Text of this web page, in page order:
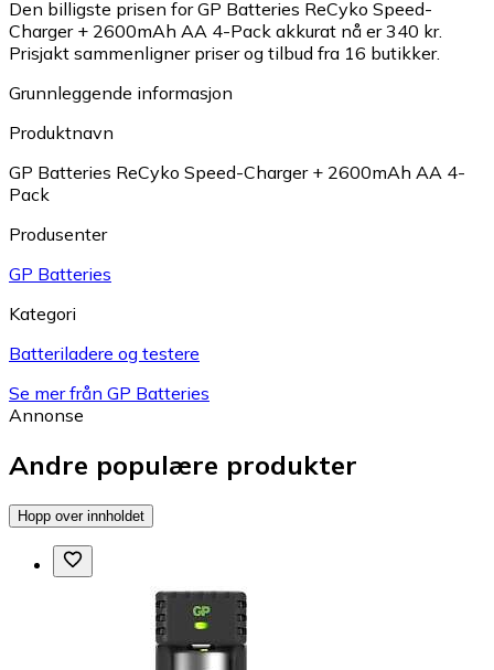
Den billigste prisen for GP Batteries ReCyko Speed-
Charger + 2600mAh AA 4-Pack akkurat nå er 340 kr.
Prisjakt sammenligner priser og tilbud fra 16 butikker.
Grunnleggende informasjon
Produktnavn
GP Batteries ReCyko Speed-Charger + 2600mAh AA 4-
Pack
Produsenter
GP Batteries
Kategori
Batteriladere og testere
Se mer från GP Batteries
Annonse
Andre populære produkter
Hopp over innholdet